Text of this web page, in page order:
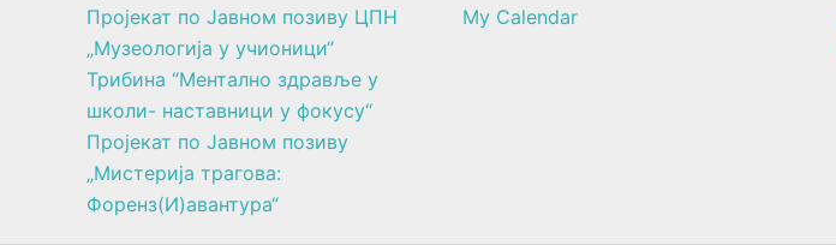
Пројекат по Јавном позиву ЦПН
„Музеологија у учионици“
Трибина “Ментално здравље у
школи- наставници у фокусу“
Пројекат по Јавном позиву
„Мистерија трагова:
Форенз(И)авантура“
My Calendar